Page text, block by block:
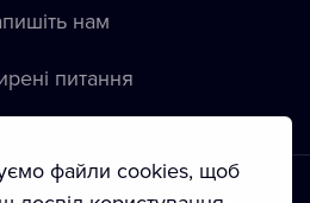
нам
питання
файли cookies, щоб